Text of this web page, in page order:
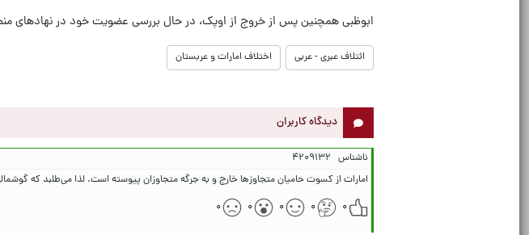
ابوظبی همچنین پس از خروج از اوپک، در حال بررسی عضویت خود در نهادهای
ائتلاف عبری - عربی اختلاف امارات و عربستان
دیدگاه کاربران
ناشناس ۴۲۰۹۱۳۲
امارات از کسوت حامیان متجاوزها خارج و به جرگه متجاوزان پیوسته است. لذا می‌طلبد که
۰
۰ ۰ ۰ ۰